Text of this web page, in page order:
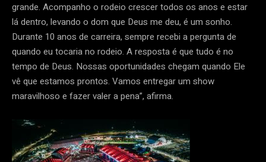
grande. Acompanho o rodeio crescer todos os anos e estar
lá dentro, levando o dom que Deus me deu, é um sonho.
Durante 10 anos de carreira, sempre recebi a pergunta de
quando eu tocaria no rodeio. A resposta é que tudo é no
tempo de Deus. Nossas oportunidades chegam quando Ele
vê que estamos prontos. Vamos entregar um show
maravilhoso e fazer valer a pena”, afirma.